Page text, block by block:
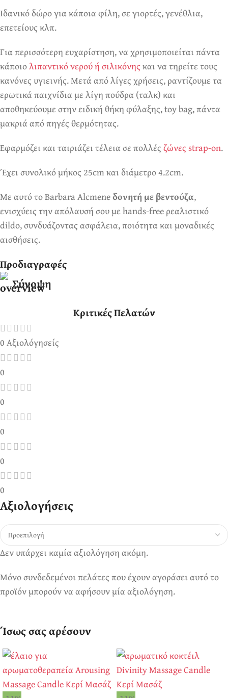
Ιδανικό δώρο για κάποια φίλη, σε γιορτές, γενέθλια,
επετείους κλπ.
Για περισσότερη ευχαρίστηση, να χρησιμοποιείται πάντα
κάποιολιπαντικό νερού ή σιλικόνηςκαι να τηρείτε τους
κανόνες υγιεινής. Μετά από λίγες χρήσεις, ραντίζουμε τα
ερωτικά παιχνίδια με λίγη πούδρα (ταλκ) και
αποθηκεύουμε στην ειδική θήκη φύλαξης, toy bag, πάντα
μακριά από πηγές θερμότητας.
Εφαρμόζει και ταιριάζει τέλεια σε πολλέςζώνες strap-on.
Έχει συνολικό μήκος 25cm και διάμετρο 4.2cm.
Με αυτό το Barbara Alcmeneδονητή με βεντούζα,
ενισχύεις την απόλαυσή σου με hands-free ρεαλιστικό
dildo, συνδυάζοντας ασφάλεια, ποιότητα και μοναδικές
αισθήσεις.
Προδιαγραφές
Σύνοψη
Κριτικές Πελατών
0 Αξιολόγησείς
0
0
0
0
0
Αξιολογήσεις
Δεν υπάρχει καμία αξιολόγηση ακόμη.
Μόνο συνδεδεμένοι πελάτες που έχουν αγοράσει αυτό το
προϊόν μπορούν να αφήσουν μία αξιολόγηση.
Ίσως σας αρέσουν